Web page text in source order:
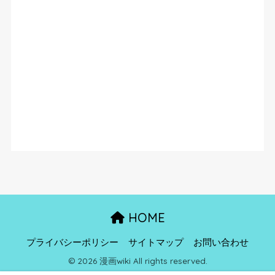
HOME
プライバシーポリシー サイトマップ お問い合わせ
© 2026 漫画wiki All rights reserved.